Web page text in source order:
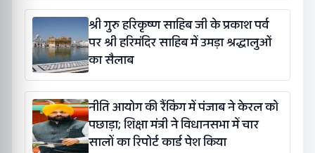
श्री गुरु हरिकृष्ण साहिब जी के प्रकाश पर्व
पर श्री हरिमंदिर साहिब में उमड़ा श्रद्धालुओं
का सैलाब
नीति आयोग की रैंकिंग में पंजाब ने केरल को
पछाड़ा; शिक्षा मंत्री ने विधानसभा में चार
सालों का रिपोर्ट कार्ड पेश किया